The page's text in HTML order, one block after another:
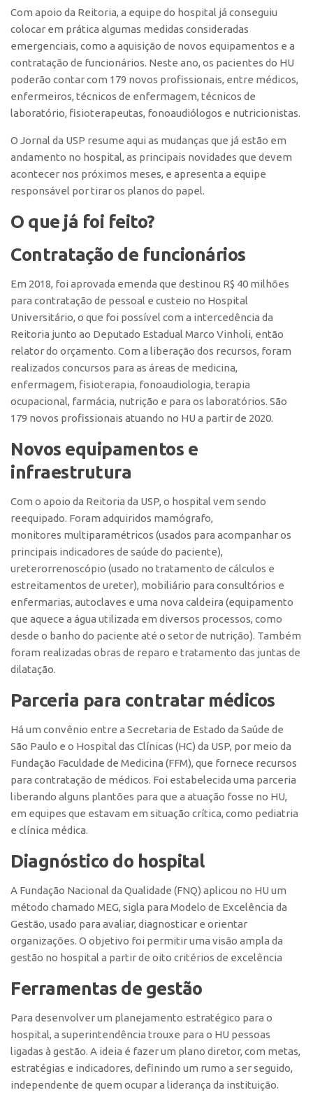
Agenda AUSPIN
Fala Inovação
Premiações
Edição 2025
Edição 2021
Edição 2019
Edição 2017
Inovação em Números
Propriedade Intelectual
Patentes
Marcas
Softwares
Cultivares
Desenho Industrial
Buscar Anterioridade
Como solicitar
Portal do Inventor
VPI – Vocação para Inovação
Patrimônio Genético
Transferência de Tecnologia
Editais de TT
PD&I
Convênios
Chamamento
Parcerias PD&I
PIPE/FAPESP
Exceções
Programas
Conexão USP
Conexão Inter-USP
Banco de Patentes
Patentes em Destaque
Showroom de Tecnologias
Empreendedorismo
Bolsas
Bolsa Empreendedorismo
Bolsa Startup USP
Entidades
Pesquisa
EMBRAPIIs
Com apoio da Reitoria, a equipe do hospital já conseguiu
colocar em prática algumas medidas consideradas
emergenciais, como a aquisição de novos equipamentos e a
contratação de funcionários. Neste ano, os pacientes do HU
poderão contar com 179 novos profissionais, entre médicos,
enfermeiros, técnicos de enfermagem, técnicos de
laboratório, fisioterapeutas, fonoaudiólogos e nutricionistas.
O Jornal da USP resume aqui as mudanças que já estão em
andamento no hospital, as principais novidades que devem
acontecer nos próximos meses, e apresenta a equipe
responsável por tirar os planos do papel.
O que já foi feito?
Contratação de funcionários
Em 2018, foi aprovada emenda que destinou R$ 40 milhões
para contratação de pessoal e custeio no Hospital
Universitário, o que foi possível com a intercedência da
Reitoria junto ao Deputado Estadual Marco Vinholi, então
relator do orçamento. Com a liberação dos recursos, foram
realizados concursos para as áreas de medicina,
enfermagem, fisioterapia, fonoaudiologia, terapia
ocupacional, farmácia, nutrição e para os laboratórios. São
179 novos profissionais atuando no HU a partir de 2020.
Novos equipamentos e
infraestrutura
Com o apoio da Reitoria da USP, o hospital vem sendo
reequipado. Foram adquiridos mamógrafo,
monitores multiparamétricos (usados para acompanhar os
principais indicadores de saúde do paciente),
ureterorrenoscópio (usado no tratamento de cálculos e
estreitamentos de ureter), mobiliário para consultórios e
enfermarias, autoclaves e uma nova caldeira (equipamento
que aquece a água utilizada em diversos processos, como
desde o banho do paciente até o setor de nutrição). Também
foram realizadas obras de reparo e tratamento das juntas de
dilatação.
Parceria para contratar médicos
Há um convênio entre a Secretaria de Estado da Saúde de
São Paulo e o Hospital das Clínicas (HC) da USP, por meio da
Fundação Faculdade de Medicina (FFM), que fornece recursos
para contratação de médicos. Foi estabelecida uma parceria
liberando alguns plantões para que a atuação fosse no HU,
em equipes que estavam em situação crítica, como pediatria
e clínica médica.
Diagnóstico do hospital
A Fundação Nacional da Qualidade (FNQ) aplicou no HU um
método chamado MEG, sigla para Modelo de Excelência da
Gestão, usado para avaliar, diagnosticar e orientar
organizações. O objetivo foi permitir uma visão ampla da
gestão no hospital a partir de oito critérios de excelência
Ferramentas de gestão
Para desenvolver um planejamento estratégico para o
hospital, a superintendência trouxe para o HU pessoas
ligadas à gestão. A ideia é fazer um plano diretor, com metas,
estratégias e indicadores, definindo um rumo a ser seguido,
independente de quem ocupar a liderança da instituição.